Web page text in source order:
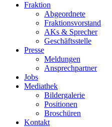
Fraktion
Abgeordnete
Fraktions­vorstand
AKs & Sprecher
Geschäftsstelle
Presse
Meldungen
Ansprechpartner
Jobs
Mediathek
Bildergalerie
Positionen
Broschüren
Kontakt